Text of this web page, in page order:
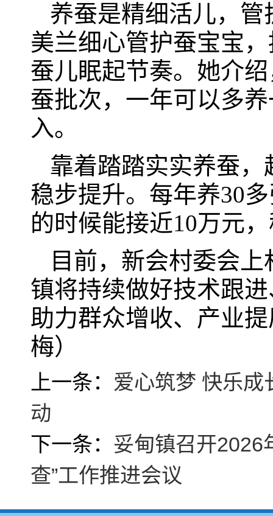
养蚕是精细活儿，
美兰细心管护蚕宝宝
蚕儿眠起节奏。她介
蚕批次，一年可以多
入。
靠着踏踏实实养蚕
稳步提升。每年养30
的时候能接近10万元
目前，新会村委会
镇将持续做好技术跟
助力群众增收、产业
梅）
上一条： 爱心筑梦 快乐
动
下一条： 妥甸镇召开2026
查”工作推进会议